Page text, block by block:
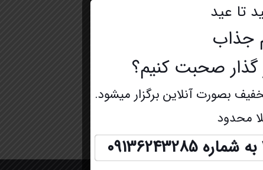
تا عید
جذاب
صحبت کنیم؟
محدود
09136243285